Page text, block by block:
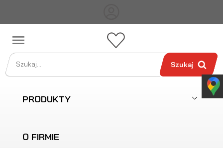

Szukaj
PRODUKTY
O FIRMIE